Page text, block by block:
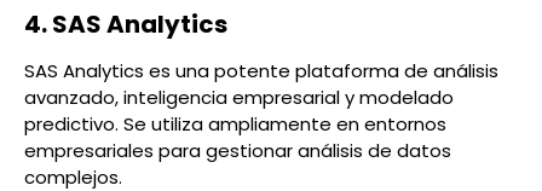
4. SAS Analytics
SAS Analytics es una potente plataforma de análisis
avanzado, inteligencia empresarial y modelado
predictivo. Se utiliza ampliamente en entornos
empresariales para gestionar análisis de datos
complejos.